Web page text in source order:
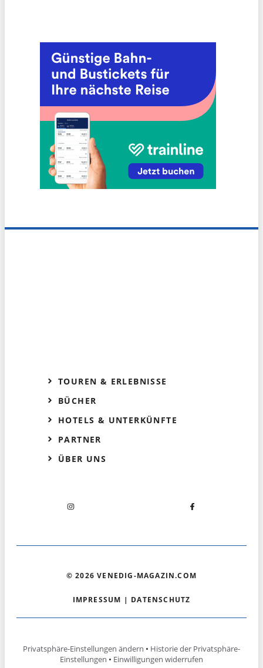
TOUREN & ERLEBNISSE
BÜCHER
HOTELS & UNTERKÜNFTE
PARTNER
ÜBER UNS
© 2026 VENEDIG-MAGAZIN.COM
IMPRESSUM | DATENSCHUTZ
Privatsphäre-Einstellungen ändern • Historie der Privatsphäre-
Einstellungen • Einwilligungen widerrufen